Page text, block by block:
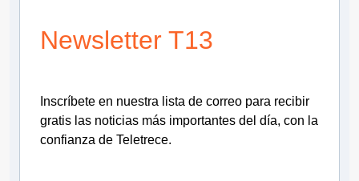
Newsletter T13
Inscríbete en nuestra lista de correo para recibir
gratis las noticias más importantes del día, con la
confianza de Teletrece.